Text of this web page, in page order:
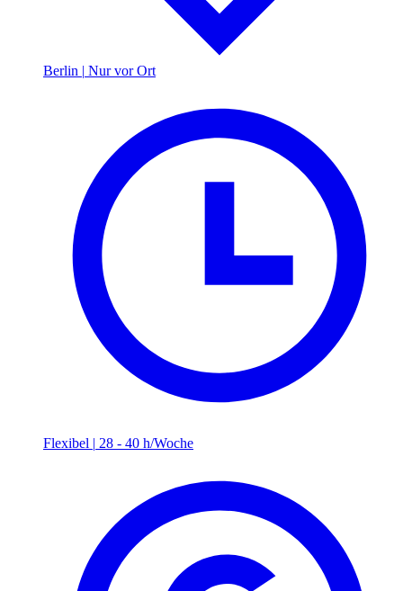
Berlin | Nur vor Ort
Flexibel | 28 - 40 h/Woche